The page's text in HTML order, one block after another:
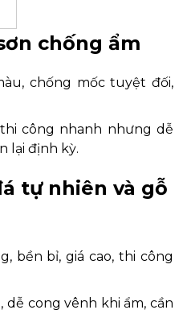
chống ẩm
chống mốc tuyệt đối,
công nhanh nhưng dễ
lại định kỳ.
tự nhiên và gỗ
bền bỉ, giá cao, thi công
dễ cong vênh khi ẩm, cần